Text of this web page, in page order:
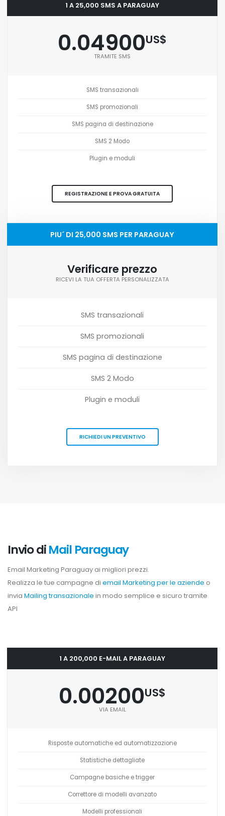
1 A 25,000 SMS A PARAGUAY
0.04900US$
TRAMITE SMS
SMS transazionali
SMS promozionali
SMS pagina di destinazione
SMS 2 Modo
Plugin e moduli
REGISTRAZIONE E PROVA GRATUITA
PIU´ DI 25,000 SMS PER PARAGUAY
Verificare prezzo
RICEVI LA TUA OFFERTA PERSONALIZZATA
SMS transazionali
SMS promozionali
SMS pagina di destinazione
SMS 2 Modo
Plugin e moduli
RICHIEDI UN PREVENTIVO
Invio diMail Paraguay
Email Marketing Paraguay ai migliori prezzi.
Realizza le tue campagne di email Marketing per le aziende o
invia Mailing transazionale in modo semplice e sicuro tramite
API
1 A 200,000 E-MAIL A PARAGUAY
0.00200US$
VIA EMAIL
Risposte automatiche ed automatizzazione
Statistiche dettagliate
Campagne basiche e trigger
Correttore di modelli avanzato
Modelli professionali